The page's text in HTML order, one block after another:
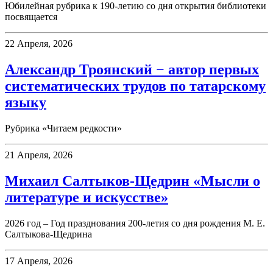
Юбилейная рубрика к 190-летию со дня открытия библиотеки
посвящается
22 Апреля, 2026
Александр Троянский − автор первых
систематических трудов по татарскому
языку
Рубрика «Читаем редкости»
21 Апреля, 2026
Михаил Салтыков-Щедрин «Мысли о
литературе и искусстве»
2026 год – Год празднования 200-летия со дня рождения М. Е.
Салтыкова-Щедрина
17 Апреля, 2026